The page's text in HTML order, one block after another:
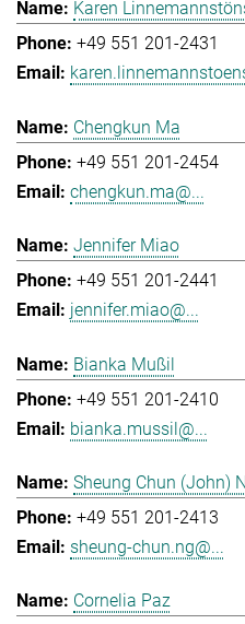
Karen
+49 551 201-2431
Chengkun Ma
+49 551 201-2454
chengkun.ma@...
Jennifer Miao
+49 551 201-2441
jennifer.miao@...
Bianka Mußil
+49 551 201-2410
bianka.mussil@...
Sheung Chun (John)
+49 551 201-2413
sheung-chun.ng@...
Cornelia Paz